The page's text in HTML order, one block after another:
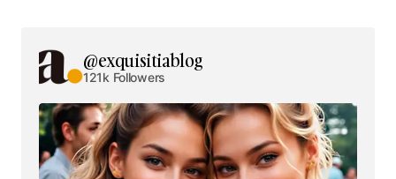
@exquisitiablog
121k Followers